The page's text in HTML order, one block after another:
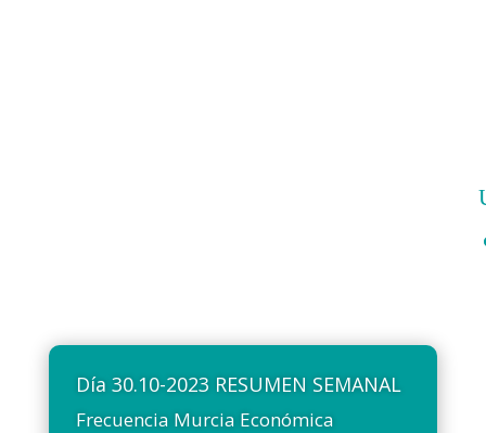
Día 30.10-2023 RESUMEN SEMANAL
Frecuencia Murcia Económica